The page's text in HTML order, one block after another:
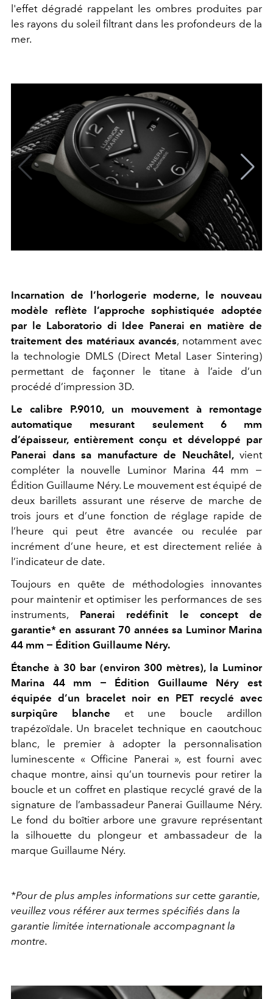
l'effet dégradé rappelant les ombres produites par
les rayons du soleil filtrant dans les profondeurs de la
mer.
Incarnation de l’horlogerie moderne, le nouveau
modèle reflète l’approche sophistiquée adoptée
par le Laboratorio di Idee Panerai en matière de
traitement des matériaux avancés, notamment avec
la technologie DMLS (Direct Metal Laser Sintering)
permettant de façonner le titane à l’aide d’un
procédé d’impression 3D.
Le calibre P.9010, un mouvement à remontage
automatique mesurant seulement 6 mm
d’épaisseur, entièrement conçu et développé par
Panerai dans sa manufacture de Neuchâtel,vient
compléter la nouvelle Luminor Marina 44 mm −
Édition Guillaume Néry. Le mouvement est équipé de
deux barillets assurant une réserve de marche de
trois jours et d’une fonction de réglage rapide de
l’heure qui peut être avancée ou reculée par
incrément d’une heure, et est directement reliée à
l’indicateur de date.
Toujours en quête de méthodologies innovantes
pour maintenir et optimiser les performances de ses
instruments, Panerai redéfinit le concept de
garantie* en assurant 70 années sa Luminor Marina
44 mm − Édition Guillaume Néry.
Étanche à 30 bar (environ 300 mètres), la Luminor
Marina 44 mm − Édition Guillaume Néry est
équipée d’un bracelet noir en PET recyclé avec
surpiqûre blanche et une boucle ardillon
trapézoïdale. Un bracelet technique en caoutchouc
blanc, le premier à adopter la personnalisation
luminescente « Officine Panerai », est fourni avec
chaque montre, ainsi qu’un tournevis pour retirer la
boucle et un coffret en plastique recyclé gravé de la
signature de l’ambassadeur Panerai Guillaume Néry.
Le fond du boîtier arbore une gravure représentant
la silhouette du plongeur et ambassadeur de la
marque Guillaume Néry.
*Pour de plus amples informations sur cette garantie,
veuillez vous référer aux termes spécifiés dans la
garantie limitée internationale accompagnant la
montre.